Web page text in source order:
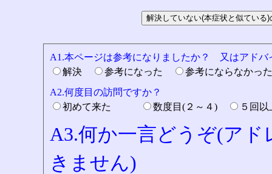
A1.本ページは参考になりましたか？ 又はアドバ
解決
参考になった
参考にならなか
A2.何度目の訪問ですか？
初めて来た
数度目(２～４) ５回
A3.何か一言どうぞ(ア
きません)